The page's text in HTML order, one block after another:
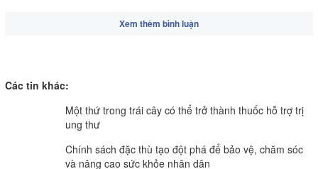
Xem thêm bình luận
Các tin khác:
Một thứ trong trái cây có thể trở thành thuốc hỗ trợ trị
ung thư
Chính sách đặc thù tạo đột phá để bảo vệ, chăm sóc
và nâng cao sức khỏe nhân dân